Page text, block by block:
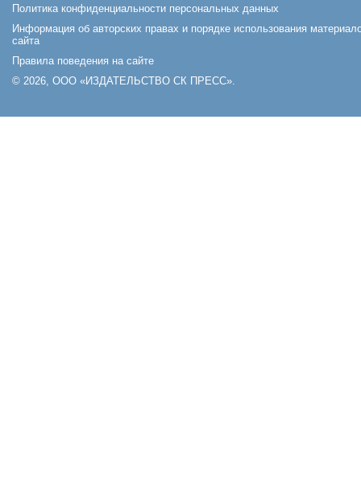
Политика конфиденциальности персональных данных
Информация об авторских правах и порядке использования
сайта
Правила поведения на сайте
© 2026, ООО «ИЗДАТЕЛЬСТВО СК ПРЕСС».